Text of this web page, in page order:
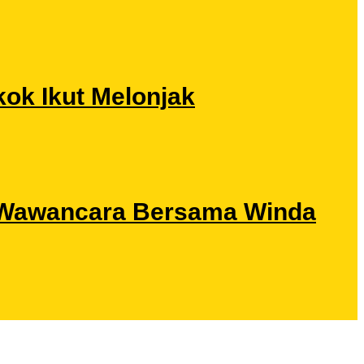
Ikut Melonjak
Bersama Winda